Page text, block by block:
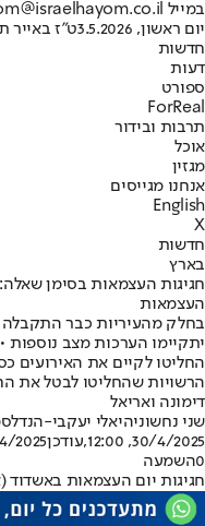
במייל hayom@israelhayom.co.il.
יום ראשון, 3.5.2026
ט"ז באייר
חדשות
דעות
ספורט
ForReal
תרבות ובידור
אוכל
מגזין
אנחנו מגייסים
English
X
חדשות
בארץ
חגיגות העצמאות בסימן
העצמאות
בחלק מהעיריות כבר התקבלה
יתקיימו הערכות מצב נוספות
החליטו לקיים את האירועים
הרשויות שהחליטו לבטל את
דימונה ואריאל
שני נחשוניהיאלי יעקבי-
30/4/2025, 12:00
,עודכן14:11
0השמעה
חגיגות יום העצמאות באשדוד